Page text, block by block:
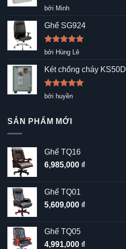
Được xếp
sao
bởi Minh
Ghế SG924
Được xếp
5
sao
bởi Hùng Lê
Két chống cháy KS50D
Được xếp
hạng5
bởi huyền
SẢN PHẨM MỚI
Ghế TQ16
6,985,000 ₫
Ghế TQ01
5,609,000 ₫
Ghế TQ05
4,991,000 ₫